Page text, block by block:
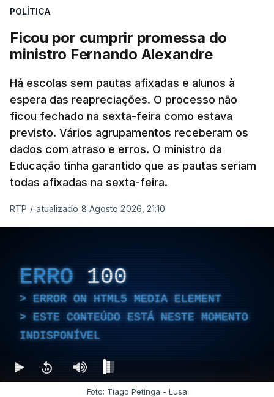
POLÍTICA
Ficou por cumprir promessa do
ministro Fernando Alexandre
Há escolas sem pautas afixadas e alunos à
espera das reapreciações. O processo não
ficou fechado na sexta-feira como estava
previsto. Vários agrupamentos receberam os
dados com atraso e erros. O ministro da
Educação tinha garantido que as pautas seriam
todas afixadas na sexta-feira.
RTP / atualizado 8 Agosto 2026, 21:10
ERRO 100
ERROR ON HTML5 MEDIA ELEMENT
ESTE CONTEÚDO ESTÁ NESTE MOMENTO
INDISPONÍVEL
Foto: Tiago Petinga - Lusa